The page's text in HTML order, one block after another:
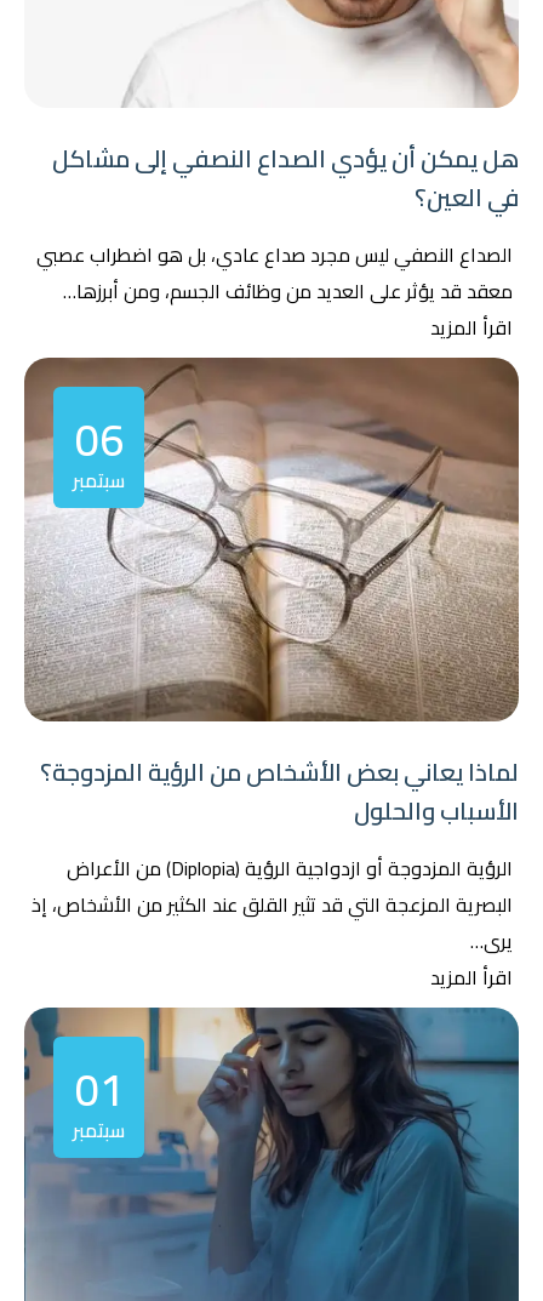
هل يمكن أن يؤدي الصداع النصفي إلى مشاكل
في العين؟
الصداع النصفي ليس مجرد صداع عادي، بل هو اضطراب عصبي
معقد قد يؤثر على العديد من وظائف الجسم، ومن أبرزها…
اقرأ المزيد
06
سبتمبر
لماذا يعاني بعض الأشخاص من الرؤية المزدوجة؟
الأسباب والحلول
الرؤية المزدوجة أو ازدواجية الرؤية (Diplopia) من الأعراض
البصرية المزعجة التي قد تثير القلق عند الكثير من الأشخاص، إذ
يرى…
اقرأ المزيد
01
سبتمبر